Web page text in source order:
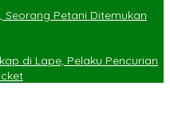
Seorang Petani Ditemukan
di Lape, Pelaku Pencurian